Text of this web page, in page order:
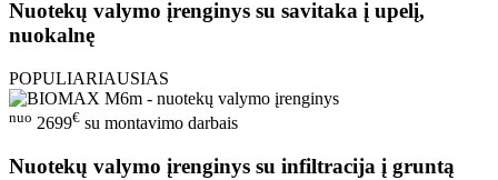
Nuotekų valymo įrenginys su savitaka į upelį,
nuokalnę
POPULIARIAUSIAS
nuo 2699€ su montavimo darbais
Nuotekų valymo įrenginys su infiltracija į gruntą